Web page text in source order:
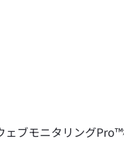
ブモニタリング